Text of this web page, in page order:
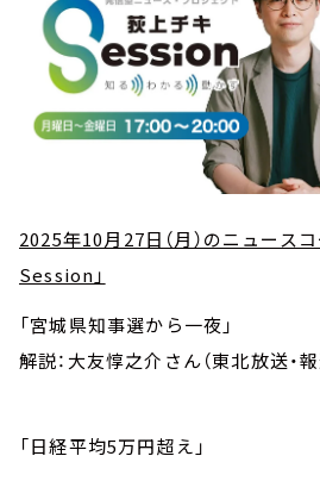
2025年10月27日（月）のニュース
Session」
「宮城県知事選から一夜」
解説：大友惇之介さん（東北放送・
「日経平均5万円超え」